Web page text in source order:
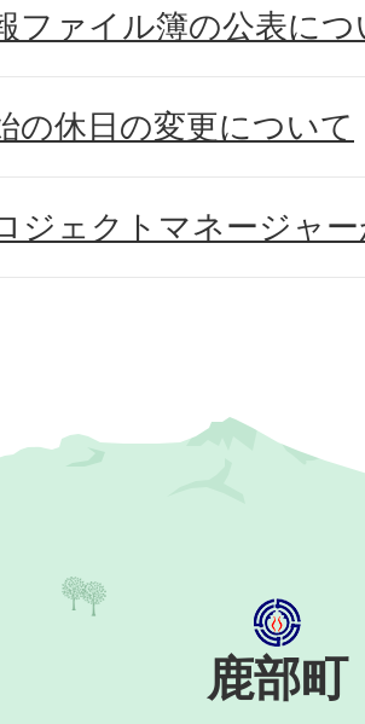
ファイル簿の公表につ
の休日の変更について
ジェクトマネージャ
鹿部町